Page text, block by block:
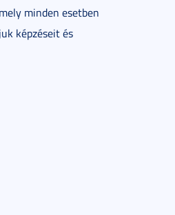
minden esetben
képzéseit és